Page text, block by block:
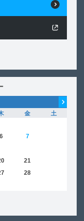
金
土
6 7
21
28